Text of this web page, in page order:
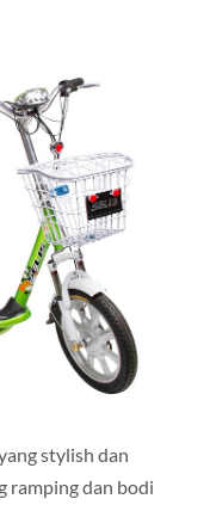
stylish dan
ramping dan bodi